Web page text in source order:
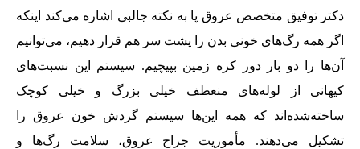
دکتر توفیق متخصص عروق پا به نکته جالبی اشاره می‌کند اینکه
اگر همه رگ‌های خونی بدن را پشت سر هم قرار دهیم، می‌توانیم
آن‌ها را دو بار دور کره زمین بپیچیم. سیستم این نسبت‌های
کیهانی از لوله‌های منعطف خیلی بزرگ و خیلی کوچک
ساخته‌شده‌اند که همه این‌ها سیستم گردش خون عروق را
تشکیل می‌دهند. مأموریت جراح عروق، سلامت رگ‌‌ها و